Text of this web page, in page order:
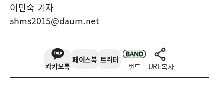
이민숙 기자
shms2015@daum.net
카카오톡
페이스북 트위터
밴드 URL복사